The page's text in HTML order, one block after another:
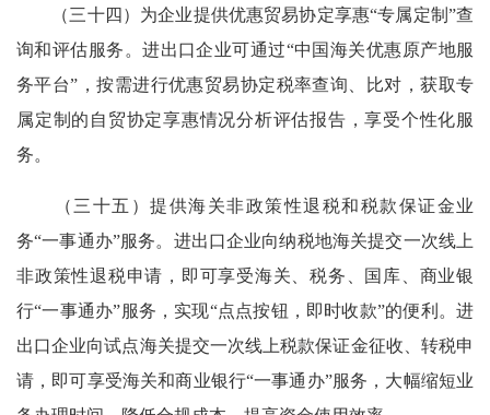
（三十四）为企业提供优惠贸易协定享惠“专属定制”查
询和评估服务。进出口企业可通过“中国海关优惠原产地服
务平台”，按需进行优惠贸易协定税率查询、比对，获取专
属定制的自贸协定享惠情况分析评估报告，享受个性化服
务。
（三十五）提供海关非政策性退税和税款保证金业
务“一事通办”服务。进出口企业向纳税地海关提交一次线上
非政策性退税申请，即可享受海关、税务、国库、商业银
行“一事通办”服务，实现“点点按钮，即时收款”的便利。进
出口企业向试点海关提交一次线上税款保证金征收、转税申
请，即可享受海关和商业银行“一事通办”服务，大幅缩短业